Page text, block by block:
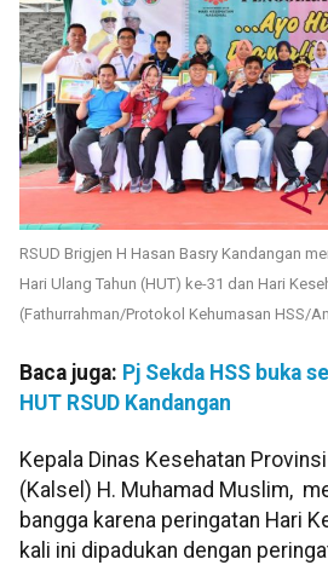
RSUD Brigjen H Hasan Basry Kandangan
Hari Ulang Tahun (HUT) ke-31 dan Hari
(Fathurrahman/Protokol Kehumasan HSS/
Baca juga: Pj Sekda HSS buka
HUT RSUD Kandangan
Kepala Dinas Kesehatan
(Kalsel) H. Muhamad Muslim,
bangga karena peringatan Hari
kali ini dipadukan dengan